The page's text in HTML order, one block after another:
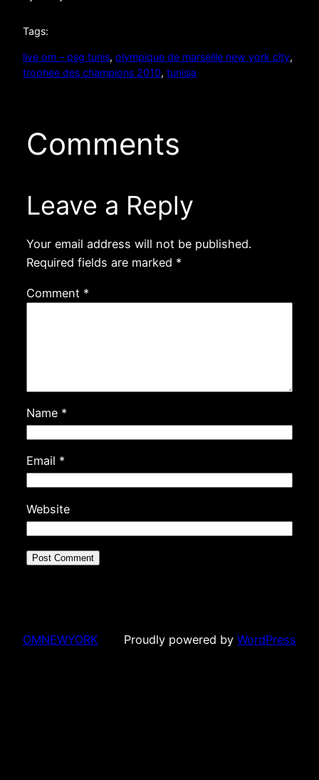
Tags:
live om – psg tunis, olympique de marseille new york city
trophee des champions 2010, tunisia
Comments
Leave a Reply
Your email address will not be published.
Required fields are marked *
Comment *
Name *
Email *
Website
OMNEWYORK Proudly powered by WordPress